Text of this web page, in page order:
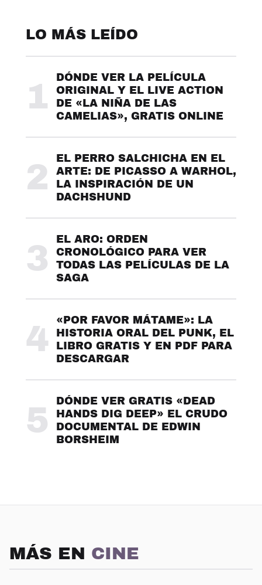
LO MÁS LEÍDO
1
DÓNDE VER LA PELÍCULA
ORIGINAL Y EL LIVE ACTION
DE «LA NIÑA DE LAS
CAMELIAS», GRATIS ONLINE
2
EL PERRO SALCHICHA EN EL
ARTE: DE PICASSO A WARHOL,
LA INSPIRACIÓN DE UN
DACHSHUND
3
EL ARO: ORDEN
CRONOLÓGICO PARA VER
TODAS LAS PELÍCULAS DE LA
SAGA
4
«POR FAVOR MÁTAME»: LA
HISTORIA ORAL DEL PUNK, EL
LIBRO GRATIS Y EN PDF PARA
DESCARGAR
5
DÓNDE VER GRATIS «DEAD
HANDS DIG DEEP» EL CRUDO
DOCUMENTAL DE EDWIN
BORSHEIM
MÁS EN CINE